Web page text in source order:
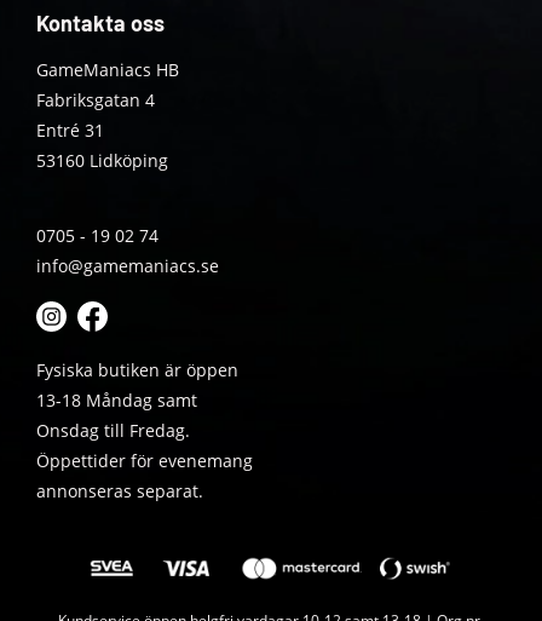
Kontakta oss
GameManiacs HB
Fabriksgatan 4
Entré 31
53160 Lidköping
0705 - 19 02 74
info@gamemaniacs.se
Fysiska butiken är öppen
13-18 Måndag samt
Onsdag till Fredag.
Öppettider för evenemang
annonseras separat.